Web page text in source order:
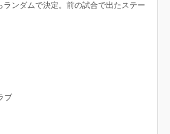
ランダムで決定。前の試合で出たステー
ブ